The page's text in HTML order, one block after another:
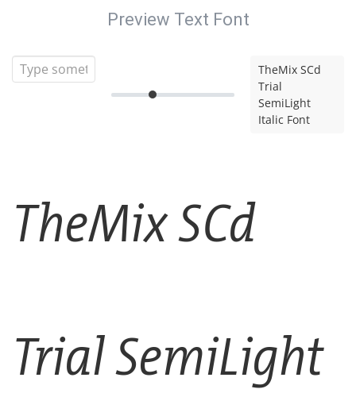
Preview Text Font
TheMix SCd
Trial
SemiLight
Italic Font
TheMix SCd
Trial SemiLight